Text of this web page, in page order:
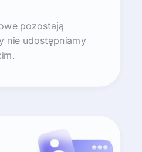
pozostają
nie udostępniamy